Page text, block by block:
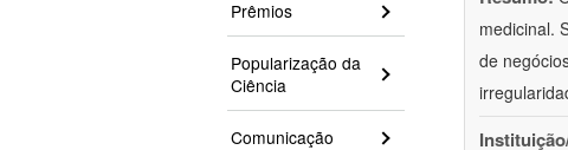
Prêmios
Popularização da
Ciência
Comunicação
medicinal.
de